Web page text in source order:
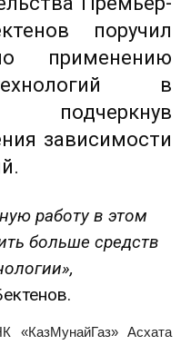
поручил
применению
в
подчеркнув
зависимости
работу в этом
больше средств
«КазМунайГаз» Асхата